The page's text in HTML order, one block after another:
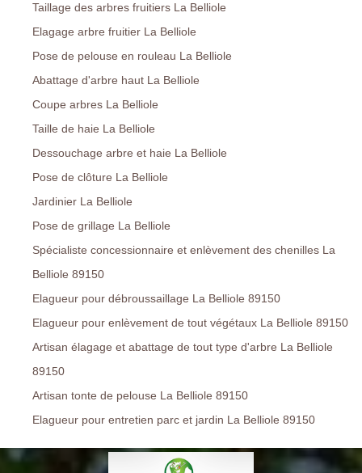
Taillage des arbres fruitiers La Belliole
Elagage arbre fruitier La Belliole
Pose de pelouse en rouleau La Belliole
Abattage d'arbre haut La Belliole
Coupe arbres La Belliole
Taille de haie La Belliole
Dessouchage arbre et haie La Belliole
Pose de clôture La Belliole
Jardinier La Belliole
Pose de grillage La Belliole
Spécialiste concessionnaire et enlèvement des chenilles La
Belliole 89150
Elagueur pour débroussaillage La Belliole 89150
Elagueur pour enlèvement de tout végétaux La Belliole 89150
Artisan élagage et abattage de tout type d'arbre La Belliole
89150
Artisan tonte de pelouse La Belliole 89150
Elagueur pour entretien parc et jardin La Belliole 89150